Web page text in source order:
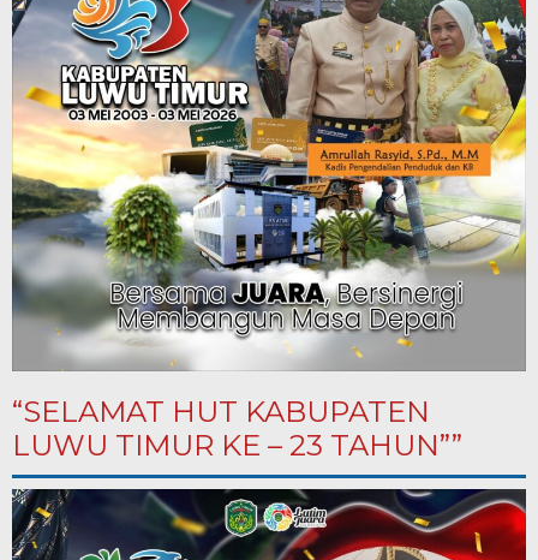
“SELAMAT HUT KABUPATEN
LUWU TIMUR KE – 23 TAHUN””